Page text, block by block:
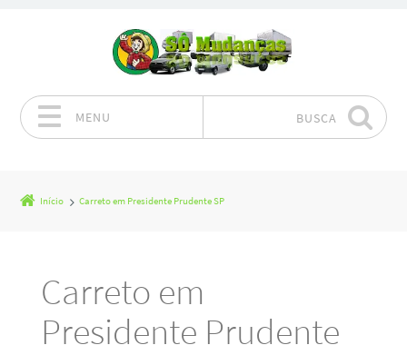
MENU BUSCA
Início Carreto em Presidente Prudente SP
Carreto em
Presidente Prudente